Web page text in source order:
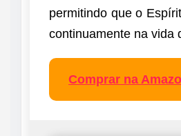
permitindo que o
continuamente na vida
Comprar na